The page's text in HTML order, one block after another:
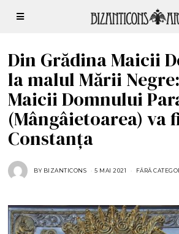
Din Grădina Maicii
la malul Mării
Maicii Domnului
(Mângâietoarea) va
Constanța
BY BIZANTICONS 5 MAI 2021 FĂRĂ